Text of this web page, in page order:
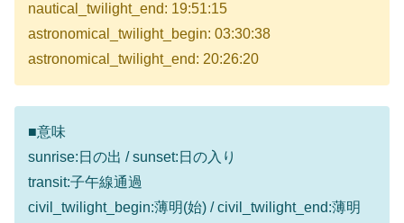
nautical_twilight_end: 19:51:15
astronomical_twilight_begin: 03:30:38
astronomical_twilight_end: 20:26:20
■意味
sunrise:日の出 / sunset:日の入り
transit:子午線通過
civil_twilight_begin:薄明(始) / civil_twilight_end:薄明